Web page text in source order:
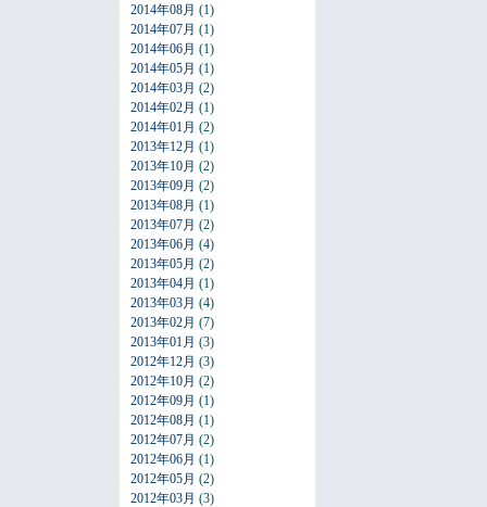
2014年08月 (1)
2014年07月 (1)
2014年06月 (1)
2014年05月 (1)
2014年03月 (2)
2014年02月 (1)
2014年01月 (2)
2013年12月 (1)
2013年10月 (2)
2013年09月 (2)
2013年08月 (1)
2013年07月 (2)
2013年06月 (4)
2013年05月 (2)
2013年04月 (1)
2013年03月 (4)
2013年02月 (7)
2013年01月 (3)
2012年12月 (3)
2012年10月 (2)
2012年09月 (1)
2012年08月 (1)
2012年07月 (2)
2012年06月 (1)
2012年05月 (2)
2012年03月 (3)